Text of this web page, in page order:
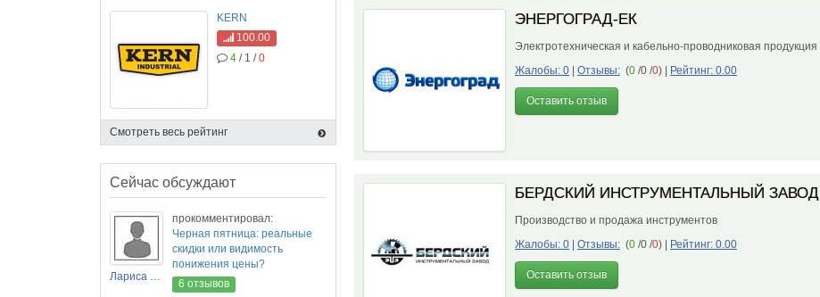
ЭНЕРГОГРАД-ЕК
Электротехническая и кабельно-проводниковая продукция
Жалобы: 0
Отзывы: (0 /0 /0) Рейтинг: 0.00
Оставить отзыв
БЕРДСКИЙ ИНСТРУМЕНТАЛЬНЫЙ ЗАВОД
Производство и продажа инструментов
Жалобы: 0
Отзывы: (0 /0 /0) Рейтинг: 0.00
Оставить отзыв
KERN
100.00
4 / 1 /0
Смотреть весь рейтинг
Сейчас обсуждают
Лариса Новикова
прокомментировал:
Черная пятница: реальные
скидки или видимость
понижения цены?
6 отзывов